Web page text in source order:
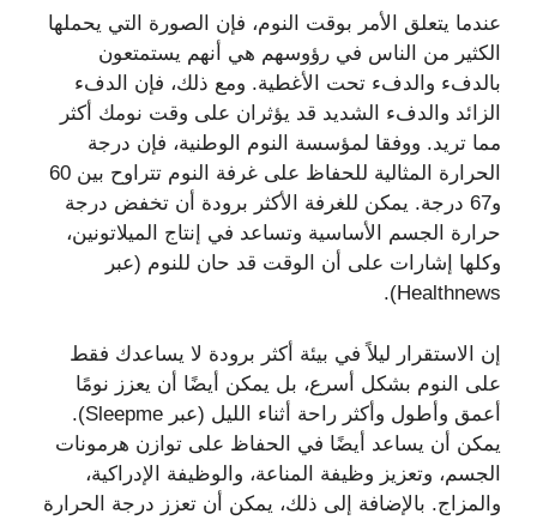
عندما يتعلق الأمر بوقت النوم، فإن الصورة التي يحملها
الكثير من الناس في رؤوسهم هي أنهم يستمتعون
بالدفء والدفء تحت الأغطية. ومع ذلك، فإن الدفء
الزائد والدفء الشديد قد يؤثران على وقت نومك أكثر
مما تريد. ووفقا لمؤسسة النوم الوطنية، فإن درجة
الحرارة المثالية للحفاظ على غرفة النوم تتراوح بين 60
و67 درجة. يمكن للغرفة الأكثر برودة أن تخفض درجة
حرارة الجسم الأساسية وتساعد في إنتاج الميلاتونين،
وكلها إشارات على أن الوقت قد حان للنوم (عبر
Healthnews).
إن الاستقرار ليلاً في بيئة أكثر برودة لا يساعدك فقط
على النوم بشكل أسرع، بل يمكن أيضًا أن يعزز نومًا
أعمق وأطول وأكثر راحة أثناء الليل (عبر Sleepme).
يمكن أن يساعد أيضًا في الحفاظ على توازن هرمونات
الجسم، وتعزيز وظيفة المناعة، والوظيفة الإدراكية،
والمزاج. بالإضافة إلى ذلك، يمكن أن تعزز درجة الحرارة